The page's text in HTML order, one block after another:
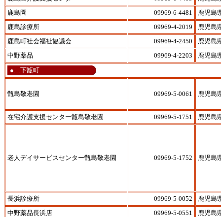
鹿島園
09969-6-4481
鹿児島
鹿島診療所
09969-4-2019
鹿児島
鹿島町社会福祉協議会
09969-4-2450
鹿児島
中野薬品
09969-4-2203
鹿児島
●…下甑町
甑島敬老園 09969-5-0061 鹿児島
在宅介護支援センター甑島敬老園 09969-5-1751 鹿児島
老人デイサービスセンター甑島敬老園 09969-5-1752 鹿児島
長浜診療所 09969-5-0052
鹿児島
中野薬品長浜店
09969-5-0551
鹿児島